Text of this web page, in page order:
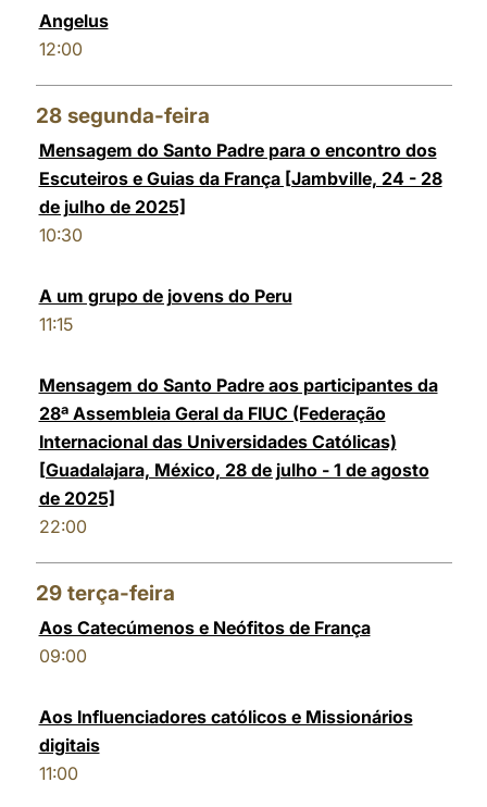
Angelus
12:00
28 segunda-feira
Mensagem do Santo Padre para o encontro dos
Escuteiros e Guias da França [Jambville, 24 - 28
de julho de 2025]
10:30
A um grupo de jovens do Peru
11:15
Mensagem do Santo Padre aos participantes da
28ª Assembleia Geral da FIUC (Federação
Internacional das Universidades Católicas)
[Guadalajara, México, 28 de julho - 1 de agosto
de 2025]
22:00
29 terça-feira
Aos Catecúmenos e Neófitos de França
09:00
Aos Influenciadores católicos e Missionários
digitais
11:00